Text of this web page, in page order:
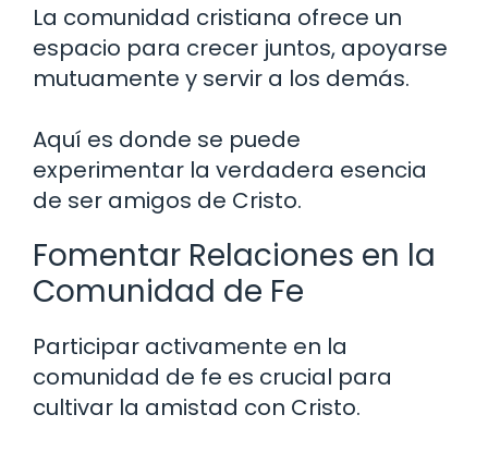
La comunidad cristiana ofrece un
espacio para crecer juntos, apoyarse
mutuamente y servir a los demás.
Aquí es donde se puede
experimentar la verdadera esencia
de ser amigos de Cristo.
Fomentar Relaciones en la
Comunidad de Fe
Participar activamente en la
comunidad de fe es crucial para
cultivar la amistad con Cristo.